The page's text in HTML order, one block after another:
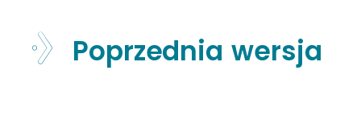
Poprzednia wersja